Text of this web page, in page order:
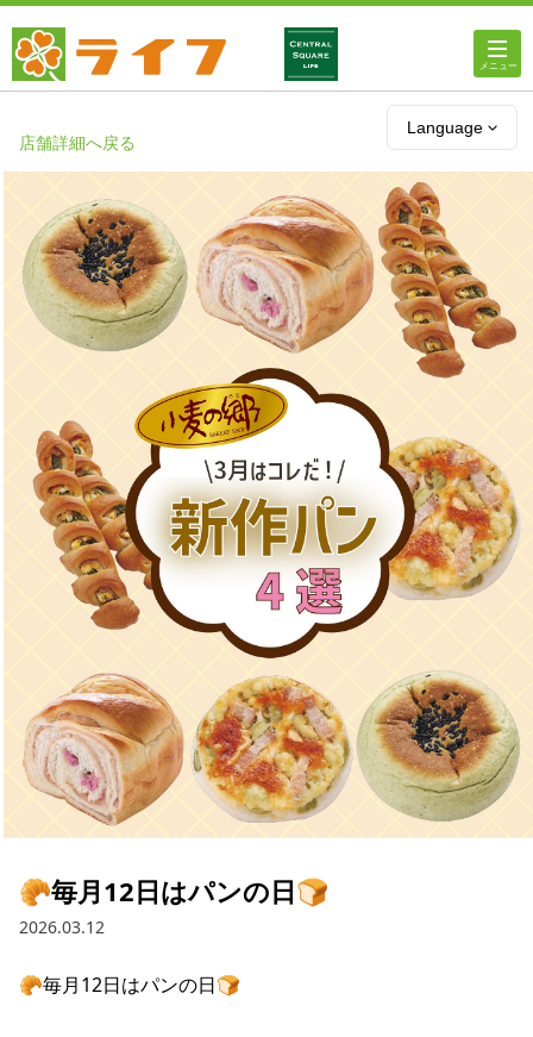
Language
ライフのオンラインストア
ライフ ネットスーパー
企業情報
IR情報
採用情報
お問い合わせ
Contact us in English
店舗詳細へ戻る
🥐毎月12日はパンの日🍞
2026.03.12
🥐毎月12日はパンの日🍞